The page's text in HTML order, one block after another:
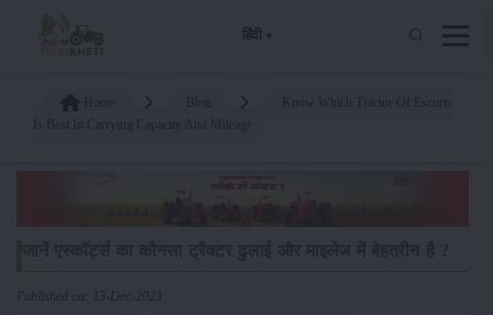
हिंदी
Published on: 13-Dec-2023